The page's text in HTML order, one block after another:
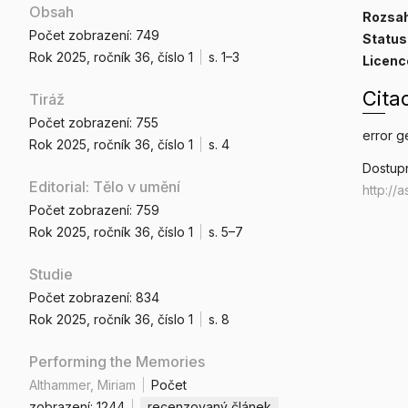
Obsah
Počet zobrazení: 749
Rok 2025 , ročník 36 , číslo 1 s. 1–3
Tiráž
Počet zobrazení: 755
Rok 2025 , ročník 36 , číslo 1 s. 4
Editorial: Tělo v umění
Počet zobrazení: 759
Rok 2025 , ročník 36 , číslo 1 s. 5–7
Studie
Počet zobrazení: 834
Rok 2025 , ročník 36 , číslo 1 s. 8
Performing the Memories
Althammer, Miriam
Počet
error
http://